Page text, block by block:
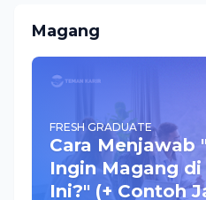
Magang
FRESH GRADUATE
Cara Menjawab
Ingin Magang di
Ini?" (+ Contoh